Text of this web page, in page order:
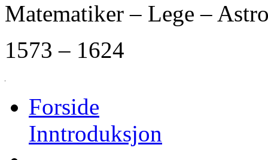
Matematiker – Lege –
1573 – 1624
Forside
Inntroduksjon